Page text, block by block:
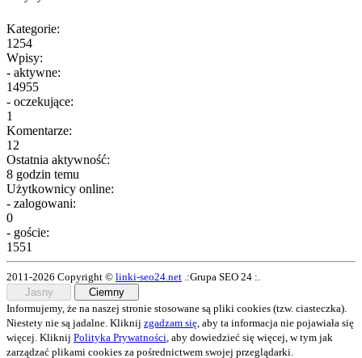
Kategorie:
1254
Wpisy:
- aktywne:
14955
- oczekujące:
1
Komentarze:
12
Ostatnia aktywność:
8 godzin temu
Użytkownicy online:
- zalogowani:
0
- goście:
1551
2011-2026 Copyright © linki-seo24.net .:Grupa SEO 24 :.
Jasny
Ciemny
Informujemy, że na naszej stronie stosowane są pliki cookies (tzw. ciasteczka).
Niestety nie są jadalne. Kliknij zgadzam się , aby ta informacja nie pojawiała się
więcej. Kliknij Polityka Prywatności , aby dowiedzieć się więcej, w tym jak
zarządzać plikami cookies za pośrednictwem swojej przeglądarki.